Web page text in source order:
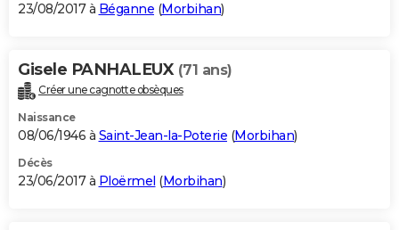
23/08/2017 à Béganne (Morbihan)
Gisele PANHALEUX (71 ans)
Créer une cagnotte obsèques
Naissance
08/06/1946 à Saint-Jean-la-Poterie (Morbihan)
Décès
23/06/2017 à Ploërmel (Morbihan)